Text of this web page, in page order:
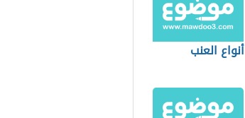
أنواع العنب